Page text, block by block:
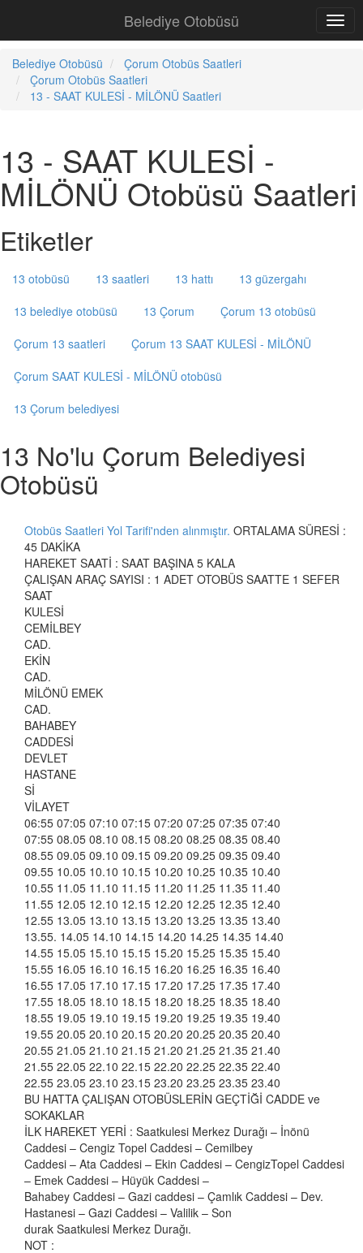
Belediye Otobüsü
Belediye Otobüsü
Çorum Otobüs Saatleri
Çorum Otobüs Saatleri
13 - SAAT KULESİ - MİLÖNÜ Saatleri
13 - SAAT KULESİ -
MİLÖNÜ Otobüsü Saatleri
Etiketler
13 otobüsü 13 saatleri 13 hattı
13 güzergahı
13 belediye otobüsü
13 Çorum
Çorum 13 otobüsü
Çorum 13 saatleri
Çorum 13 SAAT KULESİ - MİLÖNÜ
Çorum SAAT KULESİ - MİLÖNÜ otobüsü
13 Çorum belediyesi
13 No'lu Çorum Belediyesi
Otobüsü
Otobüs Saatleri Yol Tarifi'nden alınmıştır. ORTALAMA SÜRESİ :
45 DAKİKA
HAREKET SAATİ : SAAT BAŞINA 5 KALA
ÇALIŞAN ARAÇ SAYISI : 1 ADET OTOBÜS SAATTE 1 SEFER
SAAT
KULESİ
CEMİLBEY
CAD.
EKİN
CAD.
MİLÖNÜ EMEK
CAD.
BAHABEY
CADDESİ
DEVLET
HASTANE
Sİ
VİLAYET
06:55 07:05 07:10 07:15 07:20 07:25 07:35 07:40
07:55 08.05 08.10 08.15 08.20 08.25 08.35 08.40
08.55 09.05 09.10 09.15 09.20 09.25 09.35 09.40
09.55 10.05 10.10 10.15 10.20 10.25 10.35 10.40
10.55 11.05 11.10 11.15 11.20 11.25 11.35 11.40
11.55 12.05 12.10 12.15 12.20 12.25 12.35 12.40
12.55 13.05 13.10 13.15 13.20 13.25 13.35 13.40
13.55. 14.05 14.10 14.15 14.20 14.25 14.35 14.40
14.55 15.05 15.10 15.15 15.20 15.25 15.35 15.40
15.55 16.05 16.10 16.15 16.20 16.25 16.35 16.40
16.55 17.05 17.10 17.15 17.20 17.25 17.35 17.40
17.55 18.05 18.10 18.15 18.20 18.25 18.35 18.40
18.55 19.05 19.10 19.15 19.20 19.25 19.35 19.40
19.55 20.05 20.10 20.15 20.20 20.25 20.35 20.40
20.55 21.05 21.10 21.15 21.20 21.25 21.35 21.40
21.55 22.05 22.10 22.15 22.20 22.25 22.35 22.40
22.55 23.05 23.10 23.15 23.20 23.25 23.35 23.40
BU HATTA ÇALIŞAN OTOBÜSLERİN GEÇTİĞİ CADDE ve
SOKAKLAR
İLK HAREKET YERİ : Saatkulesi Merkez Durağı – İnönü
Caddesi – Cengiz Topel Caddesi – Cemilbey
Caddesi – Ata Caddesi – Ekin Caddesi – CengizTopel Caddesi
– Emek Caddesi – Hüyük Caddesi –
Bahabey Caddesi – Gazi caddesi – Çamlık Caddesi – Dev.
Hastanesi – Gazi Caddesi – Valilik – Son
durak Saatkulesi Merkez Durağı.
NOT :